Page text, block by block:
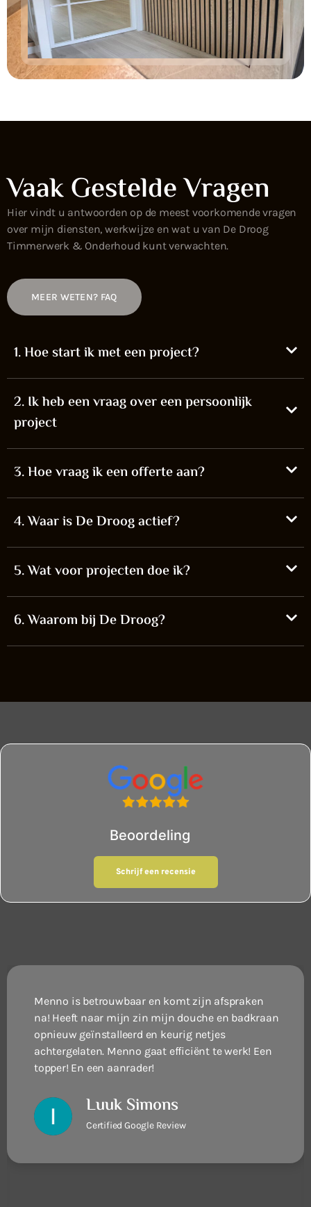
Vaak Gestelde Vragen
Hier vindt u antwoorden op de meest voorkomende vragen
over mijn diensten, werkwijze en wat u van De Droog
Timmerwerk & Onderhoud kunt verwachten.
MEER WETEN? FAQ
1. Hoe start ik met een project?
2. Ik heb een vraag over een persoonlijk
project
3. Hoe vraag ik een offerte aan?
4. Waar is De Droog actief?
5. Wat voor projecten doe ik?
6. Waarom bij De Droog?
Beoordeling
Schrijf een recensie
Menno heeft op zeer vakkundige wijze een
tweede badkamer gerealiseerd in ons huis. Dit is
zeer professioneel uitgevoerd. De ruimte is
volledig gestript en opnieuw opgebouwd. Hij
werkt uiterst secuur en netjes. De werkplek werd
door hem gemaakte badkamermeubel verraad
zijn meubelmakersachtergrond. Hij heeft van een
zeer bescheiden ruimte een volwaardige
heel plezierig. Een vakman die ik van harte